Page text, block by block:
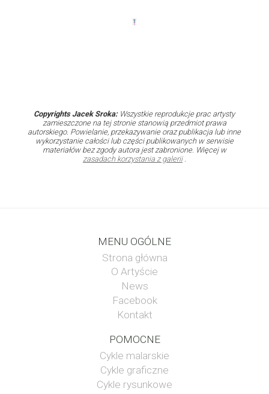
Copyrights Jacek Sroka:Wszystkie reprodukcje prac artysty
zamieszczone na tej stronie stanowią przedmiot prawa
autorskiego. Powielanie, przekazywanie oraz publikacja lub inne
wykorzystanie całości lub części publikowanych w serwisie
materiałów bez zgody autora jest zabronione. Więcej w
zasadach korzystania z galerii.
MENU OGÓLNE
Strona główna
O Artyście
News
Facebook
Kontakt
POMOCNE
Cykle malarskie
Cykle graficzne
Cykle rysunkowe